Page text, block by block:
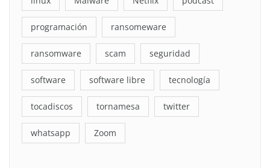
programación ransomeware
ransomware scam seguridad
software software libre tecnología
tocadiscos tornamesa twitter
whatsapp Zoom